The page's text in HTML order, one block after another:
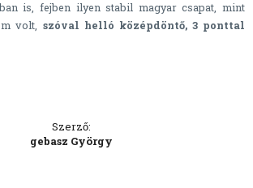
is, fejben ilyen stabil magyar csapat, mint
volt,
szóval helló középdöntő, 3 ponttal
Szerző:
gebasz György